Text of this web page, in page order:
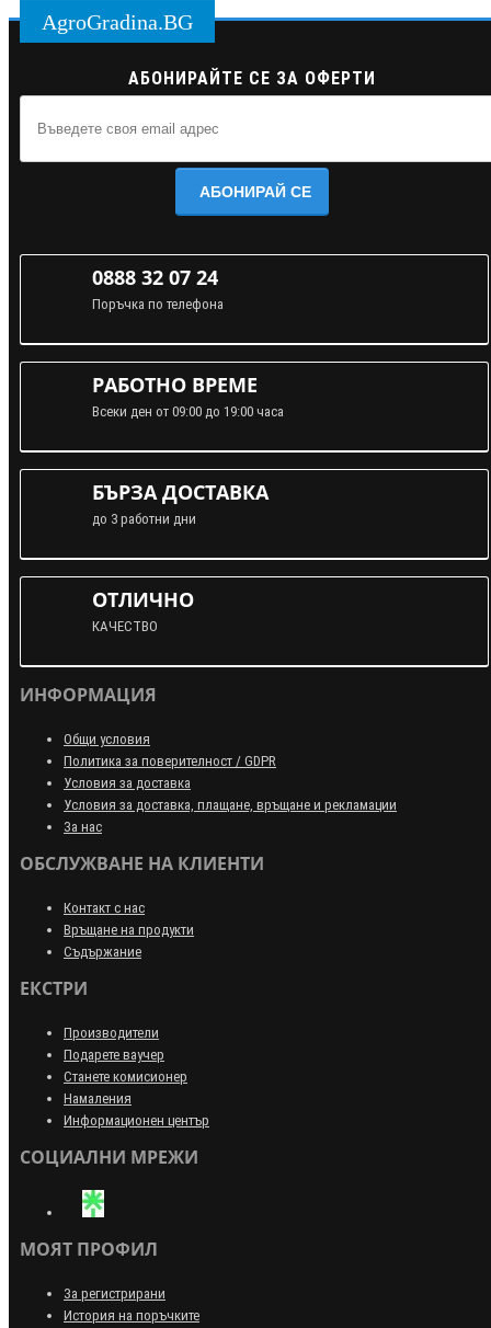
AgroGradina.BG
АБОНИРАЙТЕ СЕ ЗА ОФЕРТИ
АБОНИРАЙ СЕ
0888 32 07 24
Поръчка по телефона
РАБОТНО ВРЕМЕ
Всеки ден от 09:00 до 19:00 часа
БЪРЗА ДОСТАВКА
до 3 работни дни
ОТЛИЧНО
КАЧЕСТВО
ИНФОРМАЦИЯ
Общи условия
Политика за поверителност / GDPR
Условия за доставка
Условия за доставка, плащане, връщане и рекламации
За нас
ОБСЛУЖВАНЕ НА КЛИЕНТИ
Контакт с нас
Връщане на продукти
Съдържание
ЕКСТРИ
Производители
Подарете ваучер
Станете комисионер
Намаления
Информационен център
СОЦИАЛНИ МРЕЖИ
МОЯТ ПРОФИЛ
За регистрирани
История на поръчките